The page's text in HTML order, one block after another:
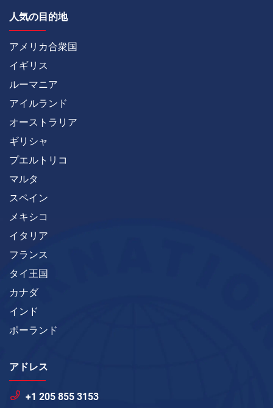
人気の目的地
アメリカ合衆国
イギリス
ルーマニア
アイルランド
オーストラリア
ギリシャ
プエルトリコ
マルタ
スペイン
メキシコ
イタリア
フランス
タイ王国
カナダ
インド
ポーランド
アドレス
+1 205 855 3153